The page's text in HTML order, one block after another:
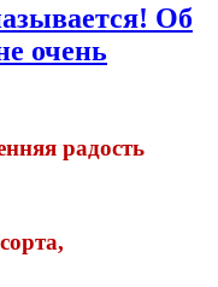
Об
очень
радость